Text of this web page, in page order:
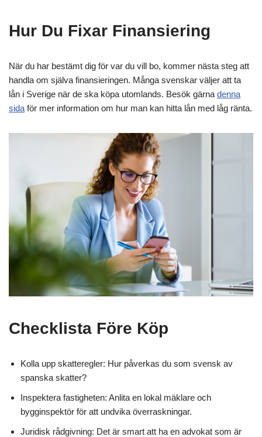
Hur Du Fixar Finansiering
När du har bestämt dig för var du vill bo, kommer nästa steg att
handla om själva finansieringen. Många svenskar väljer att ta
lån i Sverige när de ska köpa utomlands. Besök gärna denna
sida för mer information om hur man kan hitta lån med låg ränta.
Checklista Före Köp
Kolla upp skatteregler: Hur påverkas du som svensk av
spanska skatter?
Inspektera fastigheten: Anlita en lokal mäklare och
bygginspektör för att undvika överraskningar.
Juridisk rådgivning: Det är smart att ha en advokat som är